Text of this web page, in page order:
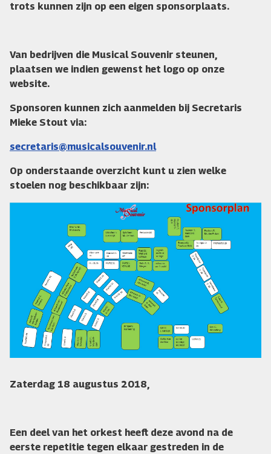
trots kunnen zijn op een eigen sponsorplaats.
Van bedrijven die Musical Souvenir steunen,
plaatsen we indien gewenst het logo op onze
website.
Sponsoren kunnen zich aanmelden bij Secretaris
Mieke Stout via:
secretaris@musicalsouvenir.nl
Op onderstaande overzicht kunt u zien welke
stoelen nog beschikbaar zijn:
Zaterdag 18 augustus 2018,
Een deel van het orkest heeft deze avond na de
eerste repetitie tegen elkaar gestreden in de